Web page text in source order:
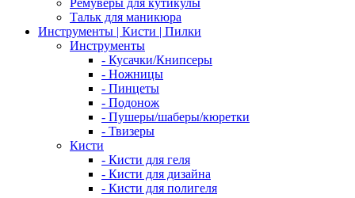
Ремуверы для кутикулы
Тальк для маникюра
Инструменты | Кисти | Пилки
Инструменты
- Кусачки/Книпсеры
- Ножницы
- Пинцеты
- Подонож
- Пушеры/шаберы/кюретки
- Твизеры
Кисти
- Кисти для геля
- Кисти для дизайна
- Кисти для полигеля